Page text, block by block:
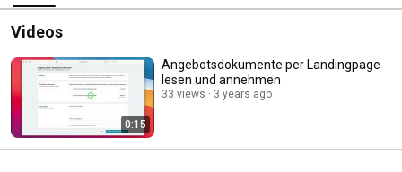
Videos
0:15
Angebotsdokumente per Landingpage
lesen und annehmen
33 views 3 years ago